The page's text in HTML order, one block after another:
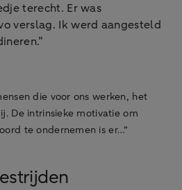
terecht. Er was
verslag. Ik werd aangesteld
die voor ons werken, het
De intrinsieke motivatie om
te ondernemen is er…”